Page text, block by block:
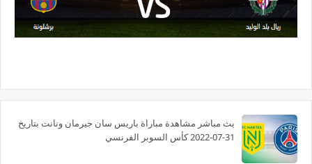
بث مباشر مشاهدة مباراة باريس سان جيرمان ونانت بتاريخ
31-07-2022 كأس السوبر الفرنسي